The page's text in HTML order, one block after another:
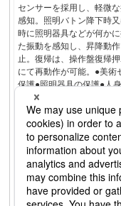
センサーを採用し、軽微
感知。照明バトン降下時
時に照明器具などが何か
た振動を感知し、昇降動
止。復帰は、操作盤復帰
にて再動作が可能。●美術
保護●照明器具の保護●人
発生防止衝突検知機能C型
グWF5820Bボディ
セントWF1820Bダクト用
トWF18201BC型30Aプラ
WF5830Bボディ
ントWF1830BC型60Aプ
お問い合わせ下さい。ボ
お問い合わせ下さい。コ
別途お問い合わせ下さい。